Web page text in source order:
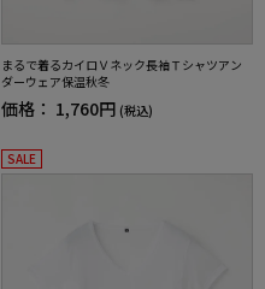
まるで着るカイロＶネック長袖Ｔシャツアン
ダーウェア保温秋冬
価格： 1,760円 (税込)
SALE